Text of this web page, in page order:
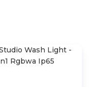
Wash Light -
Rgbwa Ip65